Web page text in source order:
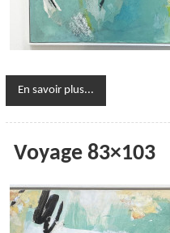
En savoir plus...
Voyage 83×103